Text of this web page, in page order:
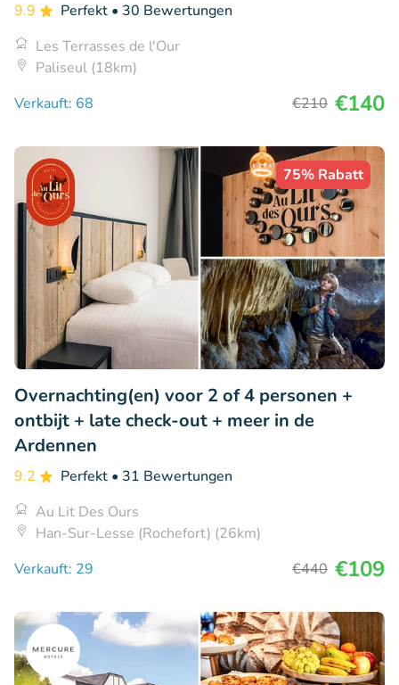
9.9 Perfekt • 30 Bewertungen
Les Terrasses de l'Our
Paliseul (18km)
Verkauft: 68
€210 €140
75% Rabatt
Overnachting(en) voor 2 of 4 personen +
ontbijt + late check-out + meer in de
Ardennen
9.2 Perfekt • 31 Bewertungen
Au Lit Des Ours
Han-Sur-Lesse (Rochefort) (26km)
Verkauft: 29
€440 €109